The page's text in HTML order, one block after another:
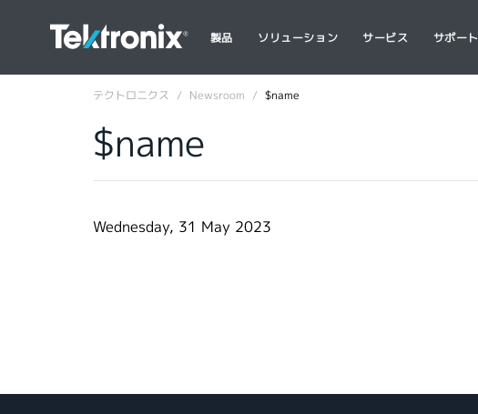
製品 ソリューション サービス サポート
テクトロニクス Newsroom $name
$name
Wednesday, 31 May 2023